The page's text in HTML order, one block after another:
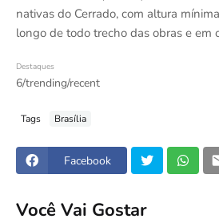
nativas do Cerrado, com altura
longo de todo trecho das obras e em
Destaques
6/trending/recent
Tags Brasília
Facebook
Você Vai Gostar